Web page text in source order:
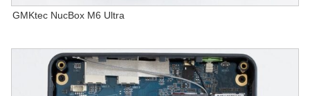
GMKtec NucBox M6 Ultra